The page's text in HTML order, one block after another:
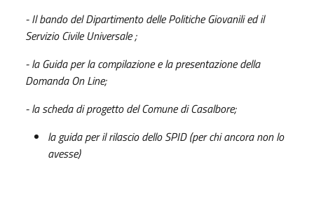
- Il bando del Dipartimento delle Politiche Giovanili ed il
Servizio Civile Universale ;
- la Guida per la compilazione e la presentazione della
Domanda On Line;
- la scheda di progetto del Comune di Casalbore;
la guida per il rilascio dello SPID (per chi ancora non lo
avesse)